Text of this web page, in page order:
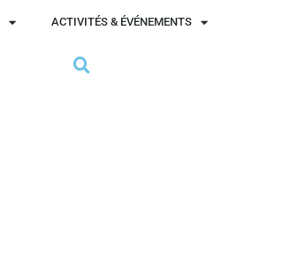
ACTIVITÉS & ÉVÉNEMENTS